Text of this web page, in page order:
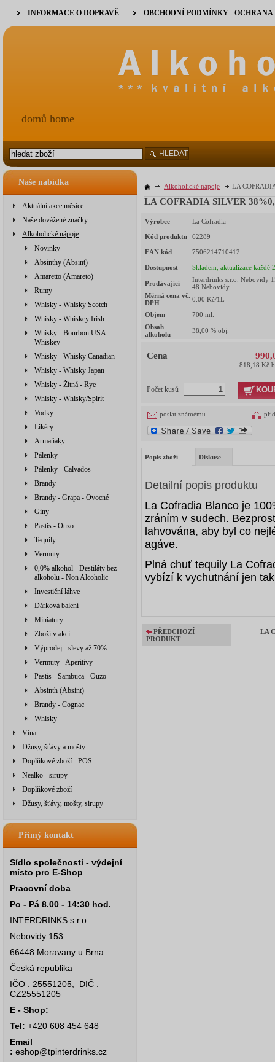
Naše nabídka
Aktuální akce měsíce
Naše dovážené značky
Alkoholické nápoje
Novinky
Absinthy (Absint)
Amaretto (Amareto)
Rumy
Whisky - Whisky Scotch
Whisky - Whiskey Irish
Whisky - Bourbon USA
Whiskey
Whisky - Whisky Canadian
Whisky - Whisky Japan
Whisky - Žitná - Rye
Whisky - Whisky/Spirit
Vodky
Likéry
Armaňaky
Pálenky
Pálenky - Calvados
Brandy
Brandy - Grapa - Ovocné
Giny
Pastis - Ouzo
Tequily
Vermuty
0,0% alkohol - Destiláty bez
alkoholu - Non Alcoholic
Investiční láhve
Dárková balení
Miniatury
Zboží v akci
Výprodej - slevy až 70%
Vermuty - Aperitivy
Pastis - Sambuca - Ouzo
Absinth (Absint)
Brandy - Cognac
Whisky
Vína
Džusy, šťávy a mošty
Doplňkové zboží - POS
Nealko - sirupy
Doplňkové zboží
Džusy, šťávy, mošty, sirupy
Přímý kontakt
Sídlo společnosti - výdejní
místo pro E-Shop
Pracovní doba
Po - Pá 8.00 - 14:30 hod.
INTERDRINKS s.r.o.
Nebovidy 153
66448 Moravany u Brna
Česká republika
IČO : 25551205, DIČ :
CZ25551205
E - Shop:
Tel: +420 608 454 648
Email
: eshop@tpinterdrinks.cz
Alkoholické nápoje LA
LA COFRADIA SILVER
Výrobce La Cofradia
Kód produktu 62289
EAN kód 7506214710412
Dostupnost Skladem, aktualizace každé
Prodávající
Interdrinks s.r.o. Nebovidy
48 Nebovidy
Měrná cena vč.
DPH
0.00 Kč/1L
Objem 700 ml.
Obsah
alkoholu
38,00 % obj.
Cena
818,18 Kč
Počet kusů
poslat známému
Popis zboží Diskuse
Detailní popis produktu
La Cofradia Blanco je
zráním v sudech.
lahvována, aby byl co
agáve.
Plná chuť tequily La
vybízí k vychutnání jen
PŘEDCHOZÍ
PRODUKT
LA
INFORMACE O DOPRAVĚ OBCHODNÍ PODMÍNKY -
domů home
HLEDAT